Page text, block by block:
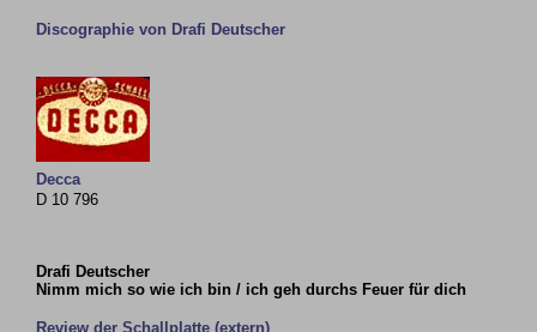
Discographie von Drafi Deutscher
Decca
D 10 796
Drafi Deutscher
Nimm mich so wie ich bin / ich geh durchs Feuer für dich
Review der Schallplatte (extern)